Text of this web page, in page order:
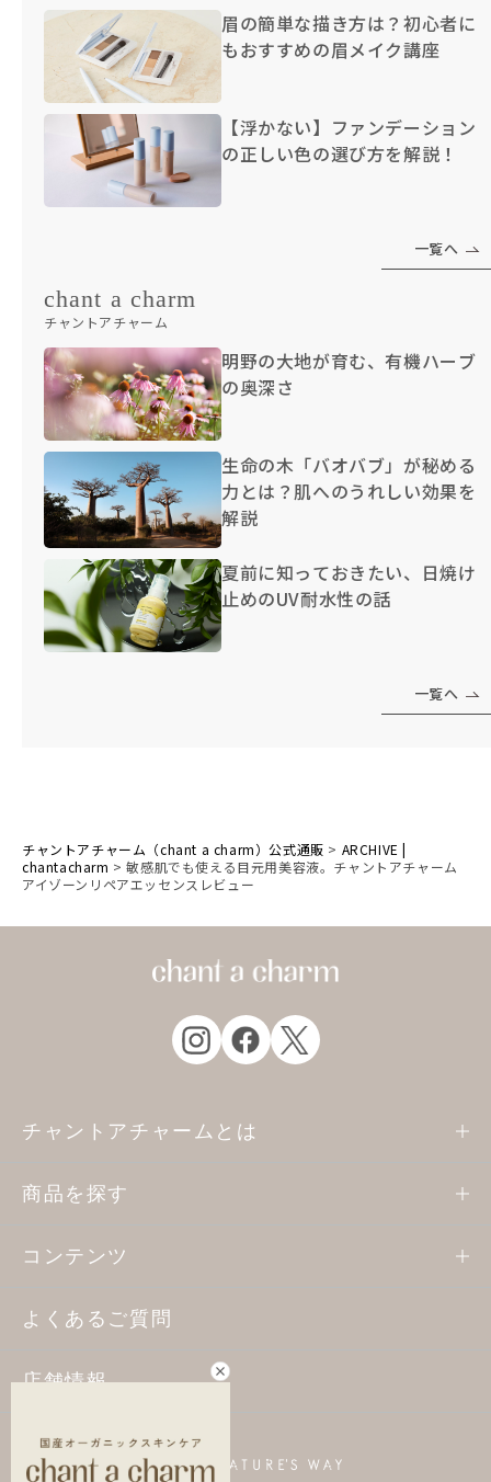
眉の簡単な描き方は？初心者に
もおすすめの眉メイク講座
【浮かない】ファンデーション
の正しい色の選び方を解説！
一覧へ
chant a charm
チャントアチャーム
明野の大地が育む、有機ハーブ
の奥深さ
生命の木「バオバブ」が秘める
力とは？肌へのうれしい効果を
解説
夏前に知っておきたい、日焼け
止めのUV耐水性の話
一覧へ
チャントアチャーム（chant a charm）公式通販 > ARCHIVE |
chantacharm > 敏感肌でも使える目元用美容液。チャントアチャーム
アイゾーンリペアエッセンスレビュー
チャントアチャームとは
商品を探す
コンテンツ
よくあるご質問
店舗情報